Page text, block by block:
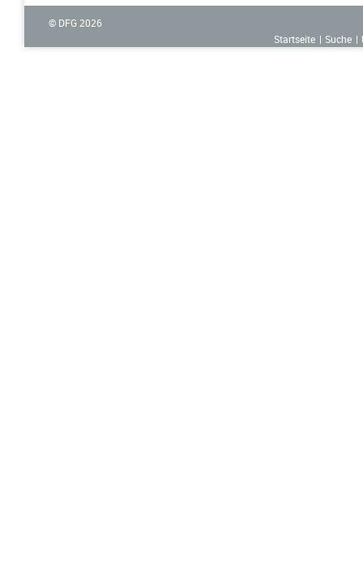
© DFG 2026
Startseite
Suche